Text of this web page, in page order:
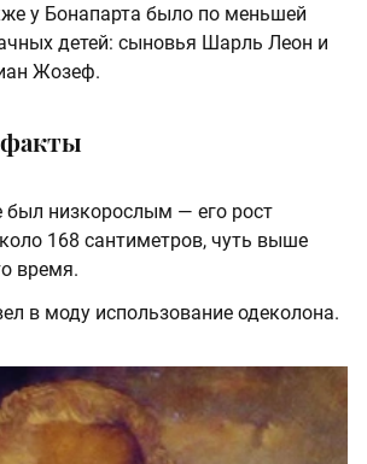
у Бонапарта было по меньшей
детей: сыновья Шарль Леон и
Жозеф.
был низкорослым — его рост
168 сантиметров, чуть выше
время.
в моду использование одеколона.